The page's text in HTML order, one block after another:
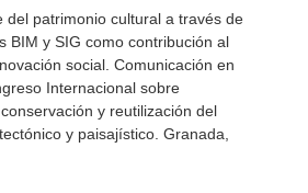
del patrimonio cultural a través de
BIM y SIG como contribución al
social. Comunicación en
Internacional sobre
y reutilización del
y paisajístico. Granada,